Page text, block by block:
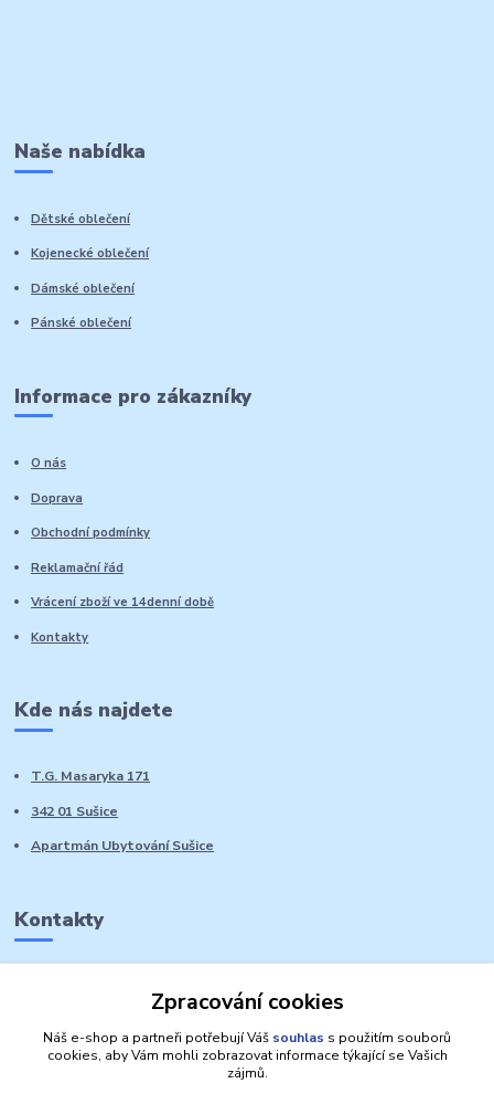
Naše nabídka
Dětské oblečení
Kojenecké oblečení
Dámské oblečení
Pánské oblečení
Informace pro zákazníky
O nás
Doprava
Obchodní podmínky
Reklamační řád
Vrácení zboží ve 14denní době
Kontakty
Kde nás najdete
T.G. Masaryka 171
342 01 Sušice
Apartmán Ubytování Sušice
Kontakty
Zpracování cookies
Náš e-shop a partneři potřebují Váš souhlas s použitím souborů
cookies, aby Vám mohli zobrazovat informace týkající se Vašich
zájmů.